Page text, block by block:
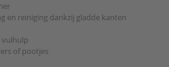
en reiniging dankzij gladde kanten
vulhulp
of pootjes